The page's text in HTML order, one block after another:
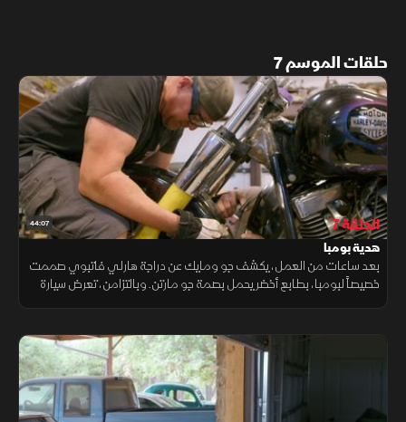
حلقات الموسم 7
44:07 الحلقة 7
هدية بومبا
بعد ساعات من العمل، يكشف جو ومايك عن دراجة هارلي فاتبوي صممت
خصيصاً لبومبا، بطابع أخضر يحمل بصمة جو مارتن. وبالتزامن، تعرض سيارة